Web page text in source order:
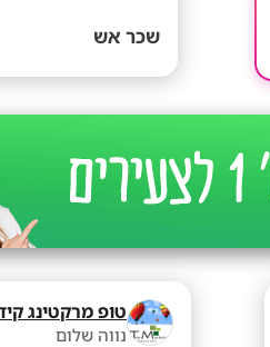
שכר אש
נווה שלום